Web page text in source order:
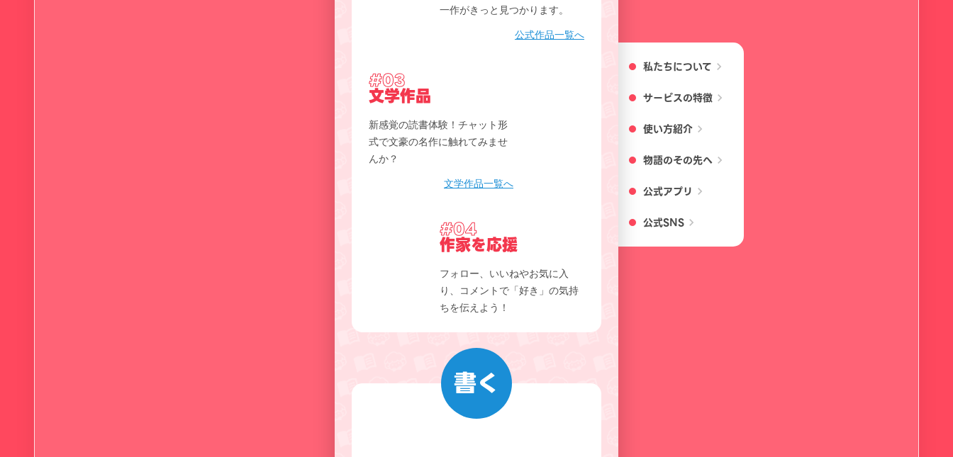
私たちについて chevron_right
サービスの特徴 chevron_right
使い方紹介 chevron_right
物語のその先へ chevron_right
公式アプリ chevron_right
公式SNS chevron_right
一作がきっと見つかります。
公式作品一覧へ
#03
文学作品
新感覚の読書体験！チャット形
式で文豪の名作に触れてみませ
んか？
文学作品一覧へ
#04
作家を応援
フォロー、いいねやお気に入
り、コメントで「好き」の気持
ちを伝えよう！
書く